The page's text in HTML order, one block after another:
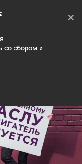
со сбором и
×